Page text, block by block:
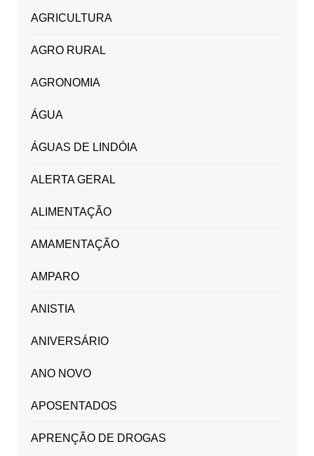
AGRICULTURA
AGRO RURAL
AGRONOMIA
ÁGUA
ÁGUAS DE LINDÓIA
ALERTA GERAL
ALIMENTAÇÃO
AMAMENTAÇÃO
AMPARO
ANISTIA
ANIVERSÁRIO
ANO NOVO
APOSENTADOS
APRENÇÃO DE DROGAS